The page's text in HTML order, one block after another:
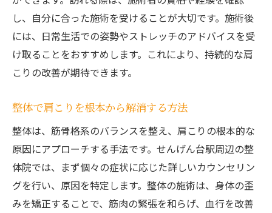
心身のリフレッシュ方法
マッサージの種類とその効果
体の歪みを整える整体の技法
リラクゼーションを重視した施術の選び方
せんげん台駅周辺での施術を選ぶポイント整体
せんげん台駅近くの施術院の特徴
整体とマッサージの選び方ガイド
施術院の選択基準と注意点
せんげん台駅で人気の施術法
し、自分に合った施術を受けることが大切です。施術後
には、日常生活での姿勢やストレッチのアドバイスを受
け取ることをおすすめします。これにより、持続的な肩
こりの改善が期待できます。
整体で肩こりを根本から解消する方法
整体は、筋骨格系のバランスを整え、肩こりの根本的な
原因にアプローチする手法です。せんげん台駅周辺の整
体院では、まず個々の症状に応じた詳しいカウンセリン
グを行い、原因を特定します。整体の施術は、身体の歪
みを矯正することで、筋肉の緊張を和らげ、血行を改善